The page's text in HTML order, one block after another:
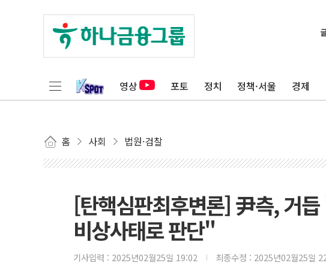
영상 포토 정치 정책·서울 경제
홈 사회 법원·검찰
[탄핵심판최후변론] 尹측, 거
비상사태로 판단"
기사입력 : 2025년02월25일 19:02 최종수정 : 2025년02월25일